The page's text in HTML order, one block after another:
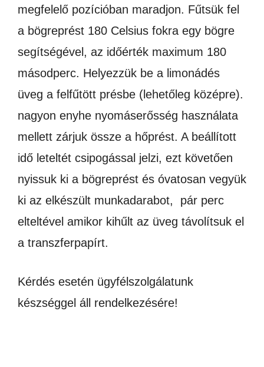
megfelelő pozícióban maradjon. Fűtsük fel
a bögreprést 180 Celsius fokra egy bögre
segítségével, az időérték maximum 180
másodperc. Helyezzük be a limonádés
üveg a felfűtött présbe (lehetőleg középre).
nagyon enyhe nyomáserősség használata
mellett zárjuk össze a hőprést. A beállított
idő leteltét csipogással jelzi, ezt követően
nyissuk ki a bögreprést és óvatosan vegyük
ki az elkészült munkadarabot, pár perc
elteltével amikor kihűlt az üveg távolítsuk el
a transzferpapírt.
Kérdés esetén ügyfélszolgálatunk
készséggel áll rendelkezésére!